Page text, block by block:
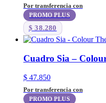
Por transferencia con
PROMO PLUS
$ 38.280
Cuadro Sia –
$ 47.850
Por transferencia con
PROMO PLUS